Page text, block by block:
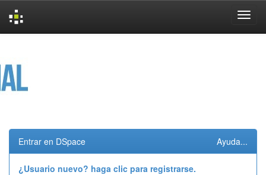
Entrar en DSpace Ayuda...
¿Usuario nuevo? haga clic para registrarse.